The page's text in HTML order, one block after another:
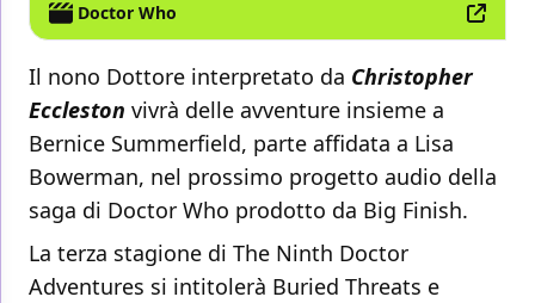
Doctor Who
Il nono Dottore interpretato da Christopher
Eccleston vivrà delle avventure insieme a
Bernice Summerfield, parte affidata a Lisa
Bowerman, nel prossimo progetto audio della
saga di Doctor Who prodotto da Big Finish.
La terza stagione di The Ninth Doctor
Adventures si intitolerà Buried Threats e